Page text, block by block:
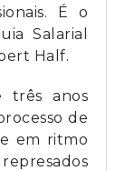
É o
Salarial
Half.
três anos
de
em ritmo